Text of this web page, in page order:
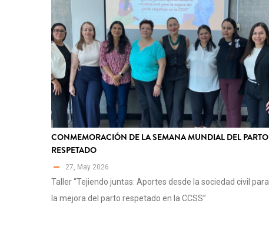
CONMEMORACIÓN DE LA SEMANA MUNDIAL DEL PARTO
RESPETADO
27, May 2026
Taller “Tejiendo juntas: Aportes desde la sociedad civil para
la mejora del parto respetado en la CCSS”